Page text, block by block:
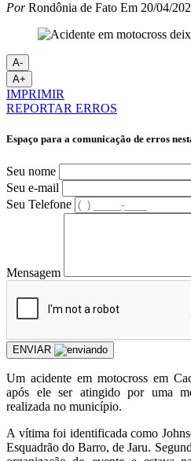
PorRondônia de Fato Em 20/04/
A-
A+
IMPRIMIR
REPORTAR ERROS
Espaço para a comunicação de erros
Seu nome
Seu e-mail
Seu Telefone
Mensagem
ENVIAR
Um acidente em motocross em
após ele ser atingido por uma
realizada no município.
A vítima foi identificada como
Esquadrão do Barro, de Jaru.